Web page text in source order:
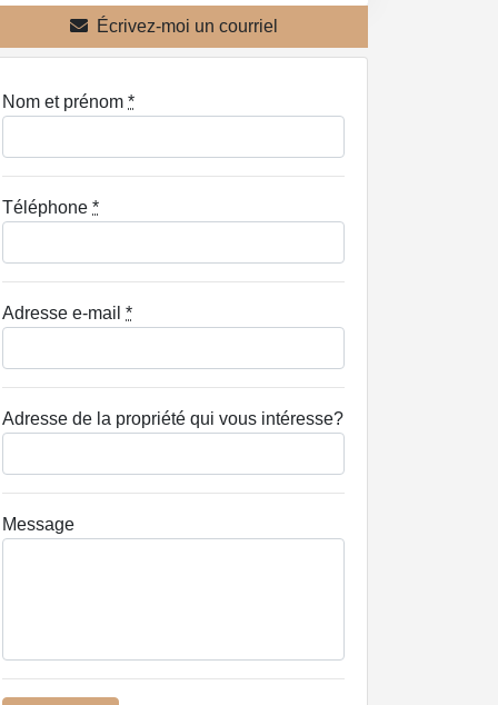
Écrivez-moi un courriel
Nom et prénom *
Téléphone *
Adresse e-mail *
Adresse de la propriété qui vous intéresse?
Message